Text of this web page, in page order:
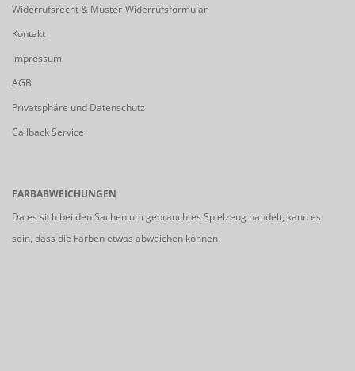
Widerrufsrecht & Muster-Widerrufsformular
Kontakt
Impressum
AGB
Privatsphäre und Datenschutz
Callback Service
FARBABWEICHUNGEN
Da es sich bei den Sachen um gebrauchtes Spielzeug handelt, kann es
sein, dass die Farben etwas abweichen können.